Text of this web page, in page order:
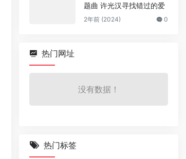
题曲 许光汉寻找错过的爱
2年前 (2024) 0
热门网址
没有数据！
热门标签